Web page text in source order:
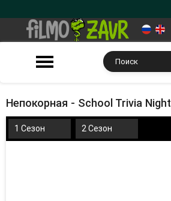
Непокорная - School Trivia Night
1 Сезон 2 Сезон